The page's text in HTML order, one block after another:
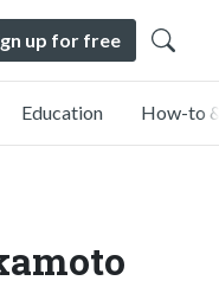
up for free
Education How-to